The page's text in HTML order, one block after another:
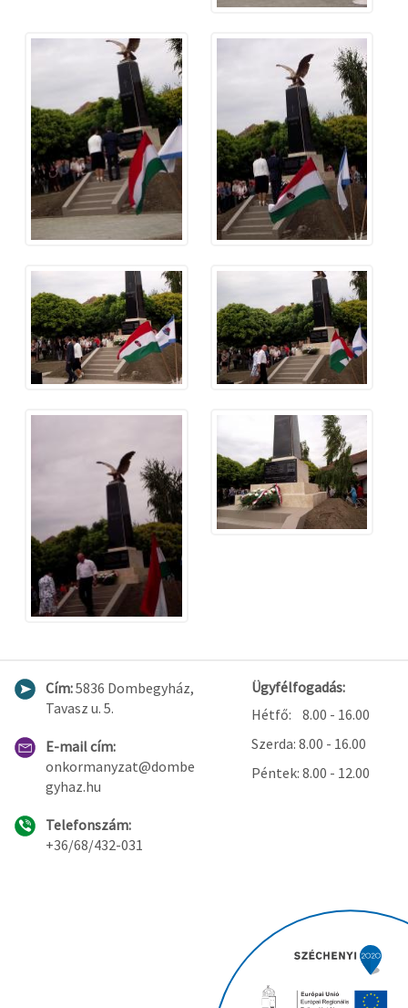
Cím:5836 Dombegyház,
Tavasz u. 5.
E-mail cím:
onkormanyzat@dombe
gyhaz.hu
Telefonszám:
+36/68/432-031
Ügyfélfogadás:
Hétfő: 8.00 - 16.00
Szerda: 8.00 - 16.00
Péntek: 8.00 - 12.00